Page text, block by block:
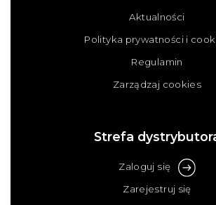
Aktualności
Polityka prywatności i
Regulamin
Zarządzaj cookies
Strefa
Zaloguj się
Zarejestruj się